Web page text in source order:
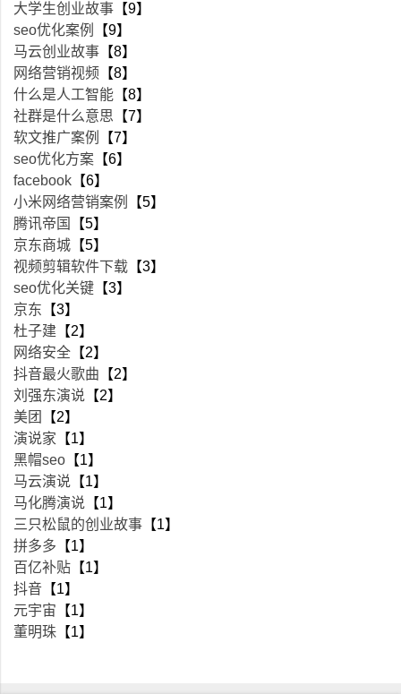
大学生创业故事 【9】
seo优化案例
【9】
马云创业故事 【8】
网络营销视频 【8】
什么是人工智能 【8】
社群是什么意思 【7】
软文推广案例
【7】
seo优化方案 【6】
facebook 【6】
小米网络营销案例
【5】
腾讯帝国
【5】
京东商城 【5】
视频剪辑软件下载 【3】
seo优化关键 【3】
京东 【3】
杜子建 【2】
网络安全 【2】
抖音最火歌曲 【2】
刘强东演说 【2】
美团
【2】
演说家 【1】
黑帽seo 【1】
马云演说 【1】
马化腾演说 【1】
三只松鼠的创业故事 【1】
拼多多 【1】
百亿补贴 【1】
抖音 【1】
元宇宙 【1】
董明珠 【1】